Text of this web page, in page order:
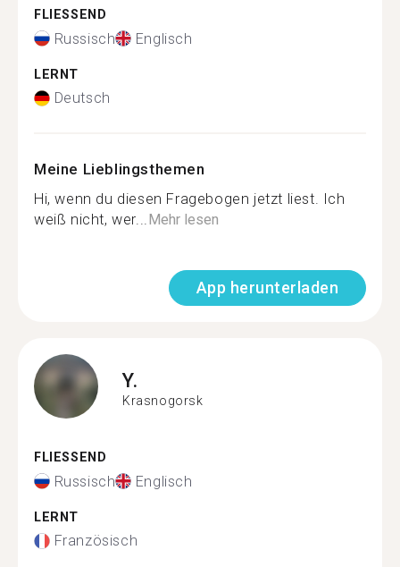
FLIESSEND
Russisch Englisch
LERNT
Deutsch
Meine Lieblingsthemen
Hi, wenn du diesen Fragebogen jetzt liest. Ich
weiß nicht, wer...Mehr lesen
App herunterladen
Y.
Krasnogorsk
FLIESSEND
Russisch Englisch
LERNT
Französisch